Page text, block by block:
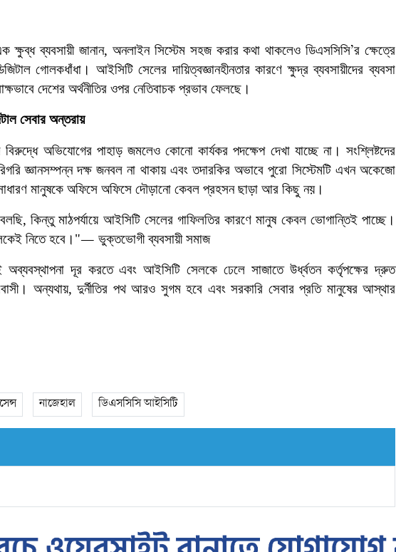
ক্ষুব্ধ ব্যবসায়ী জানান, অনলাইন সিস্টেম সহজ করার কথা থাকলেও ডিএসসিসি’র ক্ষেত্রে
গোলকধাঁধা। আইসিটি সেলের দায়িত্বজ্ঞানহীনতার কারণে ক্ষুদ্র ব্যবসায়ীদের ব্যবসা
দেশের অর্থনীতির ওপর নেতিবাচক প্রভাব ফেলছে।
সেবার অন্তরায়
অভিযোগের পাহাড় জমলেও কোনো কার্যকর পদক্ষেপ দেখা যাচ্ছে না। সংশ্লিষ্টদের
জ্ঞানসম্পন্ন দক্ষ জনবল না থাকায় এবং তদারকির অভাবে পুরো সিস্টেমটি এখন অকেজো
মানুষকে অফিসে অফিসে দৌড়ানো কেবল প্রহসন ছাড়া আর কিছু নয়।
কিন্তু মাঠপর্যায়ে আইসিটি সেলের গাফিলতির কারণে মানুষ কেবল ভোগান্তিই পাচ্ছে।
নিতে হবে।"— ভুক্তভোগী ব্যবসায়ী সমাজ
অব্যবস্থাপনা দূর করতে এবং আইসিটি সেলকে ঢেলে সাজাতে উর্ধ্বতন কর্তৃপক্ষের দ্রুত
অন্যথায়, দুর্নীতির পথ আরও সুগম হবে এবং সরকারি সেবার প্রতি মানুষের আস্থার
নাজেহাল ডিএসসিসি আইসিটি